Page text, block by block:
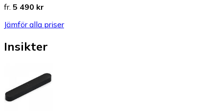
fr. 5 490 kr
Jämför alla priser
Insikter